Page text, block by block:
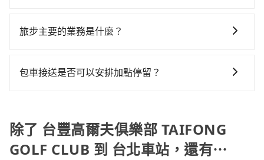
可參考tripool的拼車共乘服務，最多可再節省50%的交
一位用戶卻遲遲尚未歸還，又或者要還車時卻偏偏找不
實際使用時還是有其區域的限制，實際可停靠的地點與
不是R或T開頭的車，就一定是違法。
通塞車時亦會加收延遲費用，一般屬短程接駁為主。 -
事後也無法申訴退費。
想要更改的資訊。只要在用車前一天凌晨六點前完成更
旅步主要的業務是什麼？
務，依據旅客的需求來安排。旅客可立即在官網進行價
包車接送是否可以安排加點停留？
除了 台豐高爾夫俱樂部 TAIFONG
GOLF CLUB 到 台北車站，還有⋯